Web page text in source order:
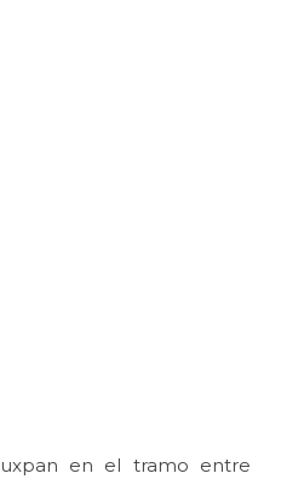
en el tramo entre